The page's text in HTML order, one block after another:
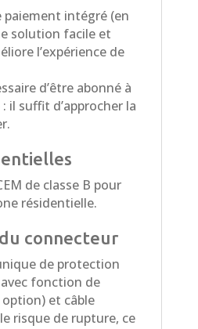
paiement intégré (en
solution facile et
l’expérience de
d’être abonné à
il suffit d’approcher la
de classe B pour
résidentielle.
connecteur
de protection
fonction de
et câble
risque de rupture, ce